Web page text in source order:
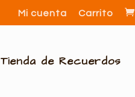
Mi cuenta Carrito
Tienda de Recuerdos